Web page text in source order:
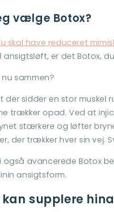
vælge Botox?
skal have reduceret
ansigtsløft, er det Botox,
sammen?
der sidder en stor
trækker opad. Ved at
stærkere og løfter
der trækker hver sin
også avancerede Botox
ansigtsform.
supplere